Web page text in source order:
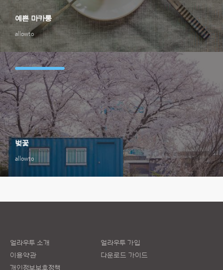
allowto
예쁜 마카롱
allowto
벚꽃
얼라우투 소개
이용약관
개인정보보호정책
얼라우투 가입
다운로드 가이드